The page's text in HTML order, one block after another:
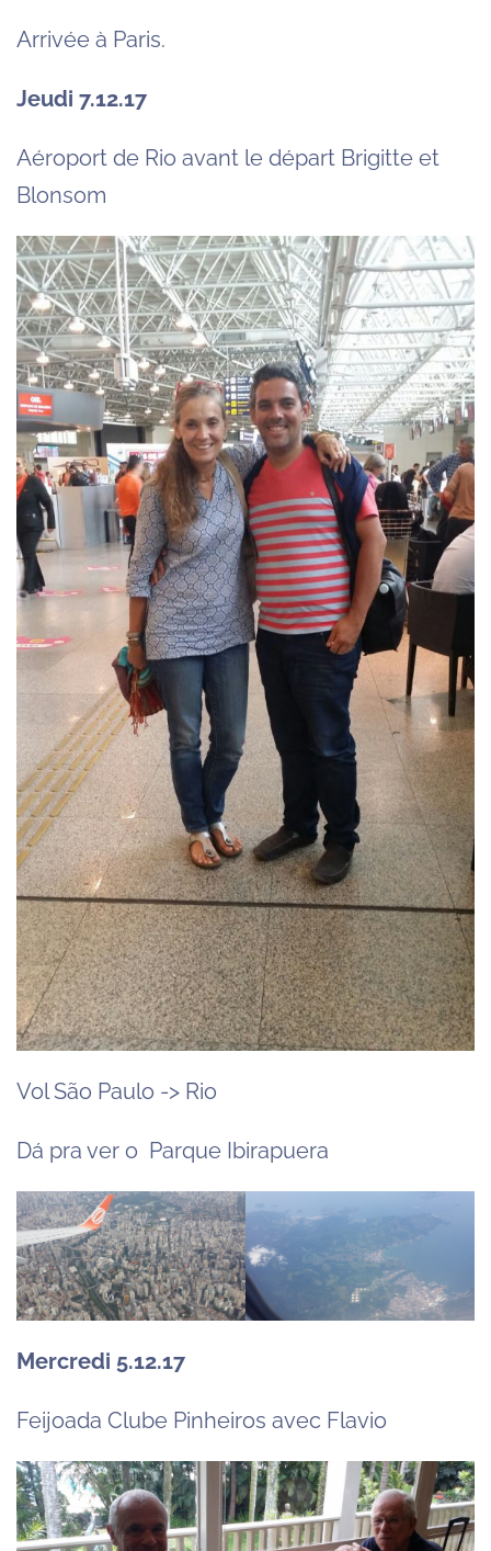
Arrivée à Paris.
Jeudi 7.12.17
Aéroport de Rio avant le départ Brigitte et
Blonsom
Vol São Paulo -> Rio
Dá pra ver o Parque Ibirapuera
Mercredi 5.12.17
Feijoada Clube Pinheiros avec Flavio